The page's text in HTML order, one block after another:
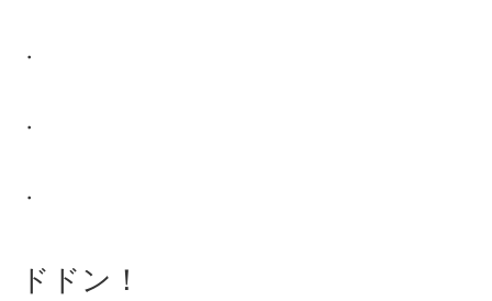
・
・
・
ドドン！